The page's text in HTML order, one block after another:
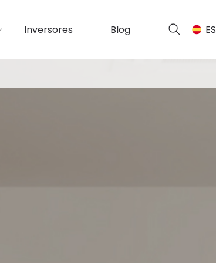
Inversores Blog ES